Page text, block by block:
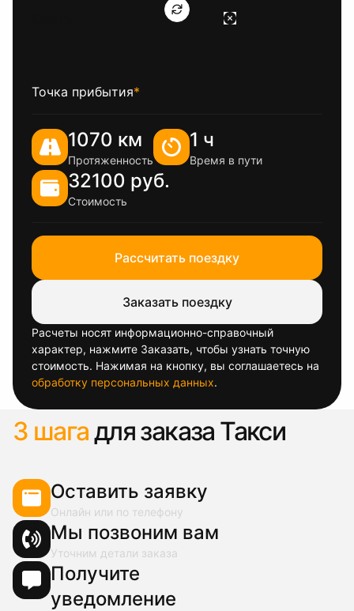
Точка прибытия*
1070 км
Протяженность
1 ч
Время в пути
32100 руб.
Стоимость
Рассчитать поездку
Заказать поездку
Расчеты носят информационно-справочный
характер, нажмите Заказать, чтобы узнать точную
стоимость. Нажимая на кнопку, вы соглашаетесь на
обработку персональных данных.
3 шагадля заказа Такси
Оставить заявку
Онлайн или по телефону
Мы позвоним вам
Уточним детали заказа
Получите
уведомление